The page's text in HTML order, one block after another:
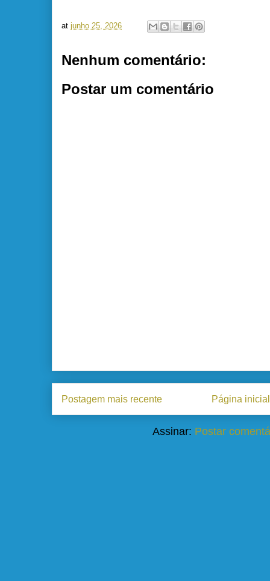
at junho 25, 2026
Nenhum comentário:
Postar um comentário
Postagem mais recente Página inicial
Assinar: Postar